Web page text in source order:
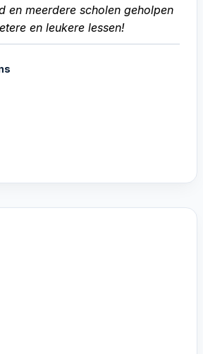
en meerdere scholen geholpen
en leukere lessen!